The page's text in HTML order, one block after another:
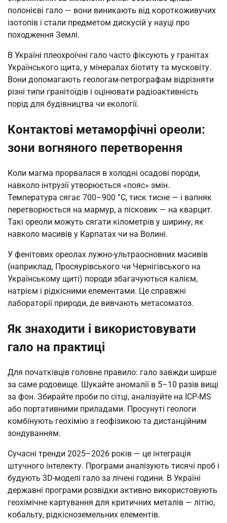
полонієві гало — вони виникають від короткоживучих
ізотопів і стали предметом дискусій у науці про
походження Землі.
В Україні плеохроїчні гало часто фіксують у гранітах
Українського щита, у мінералах біотиту та мусковіту.
Вони допомагають геологам-петрографам відрізняти
різні типи гранітоїдів і оцінювати радіоактивність
порід для будівництва чи екології.
Контактові метаморфічні ореоли:
зони вогняного перетворення
Коли магма прорвалася в холодні осадові породи,
навколо інтрузії утворюється «пояс» змін.
Температура сягає 700–900 °C, тиск тисне — і вапняк
перетворюється на мармур, а пісковик — на кварцит.
Такі ореоли можуть сягати кілометрів у ширину, як
навколо масивів у Карпатах чи на Волині.
У фенітових ореолах лужно-ультраосновних масивів
(наприклад, Просяурівського чи Чернігівського на
Українському щиті) породи збагачуються калієм,
натрієм і рідкісними елементами. Це справжні
лабораторії природи, де вивчають метасоматоз.
Як знаходити і використовувати
гало на практиці
Для початківців головне правило: гало завжди ширше
за саме родовище. Шукайте аномалії в 5–10 разів вищі
за фон. Збирайте проби по сітці, аналізуйте на ICP-MS
або портативними приладами. Просунуті геологи
комбінують геохімію з геофізикою та дистанційним
зондуванням.
Сучасні тренди 2025–2026 років — це інтеграція
штучного інтелекту. Програми аналізують тисячі проб і
будують 3D-моделі гало за лічені години. В Україні
державні програми розвідки активно використовують
геохімічне картування для критичних металів — літію,
кобальту, рідкісноземельних елементів.